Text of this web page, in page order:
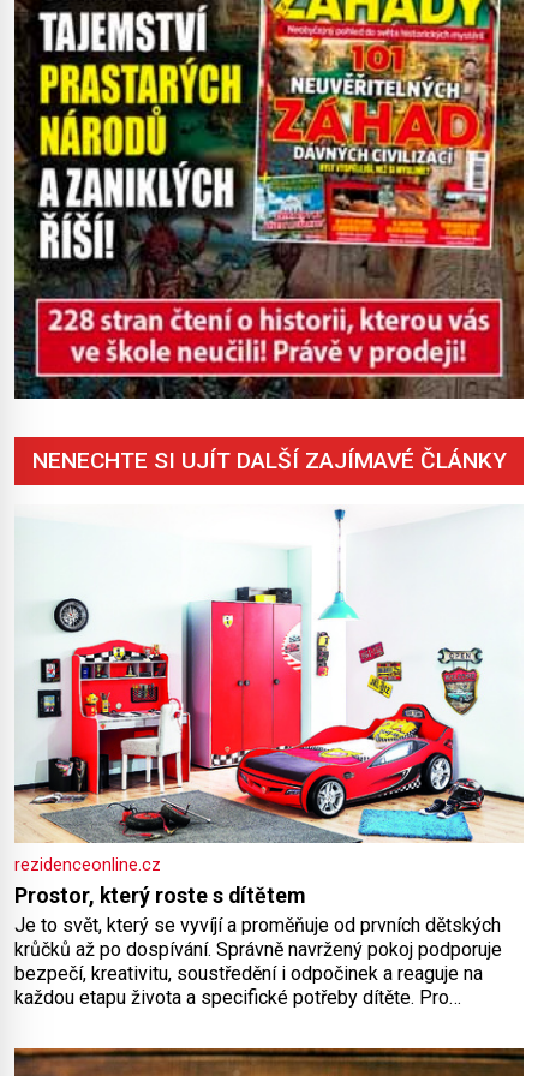
NENECHTE SI UJÍT DALŠÍ ZAJÍMAVÉ ČLÁNKY
rezidenceonline.cz
Prostor, který roste s dítětem
Je to svět, který se vyvíjí a proměňuje od prvních dětských
krůčků až po dospívání. Správně navržený pokoj podporuje
bezpečí, kreativitu, soustředění i odpočinek a reaguje na
každou etapu života a specifické potřeby dítěte. Pro
by pokoj miminka měl působit především klidně a útulně.
Předškolní věk je